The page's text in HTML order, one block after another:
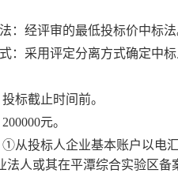
： 经评审的最低投标价中标法
： 采用评定分离方式确定中
投标截止时间前。
200000元。
①从投标人企业基本账户以电
法人或其在平潭综合实验区